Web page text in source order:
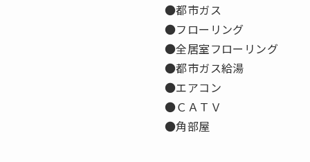
●都市ガス
●フローリング
●全居室フローリング
●都市ガス給湯
●エアコン
●ＣＡＴＶ
●角部屋